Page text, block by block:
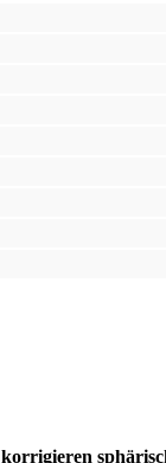
korrigieren